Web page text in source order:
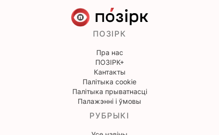
ПОЗІРК
Пра нас
ПОЗІРК+
Кантакты
Палітыка cookie
Палітыка прыватнасці
Палажэнні і ўмовы
РУБРЫКІ